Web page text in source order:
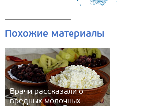
Похожие материалы
Врачи рассказали о
вредных молочных